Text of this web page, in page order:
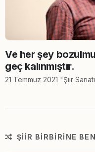
Ve her şey
geç kalınmıştır.
21 Temmuz 2021 "Şiir
ŞIIR BIRBIRINE